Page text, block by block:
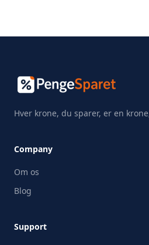
Hver krone, du sparer, er en
Company
Om os
Blog
Support